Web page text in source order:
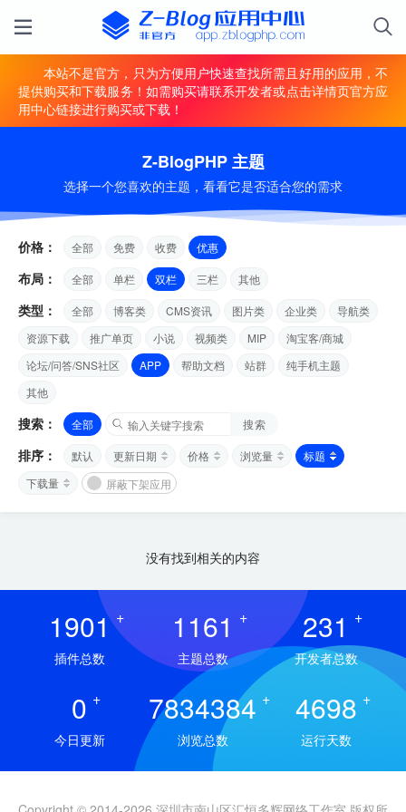
本站不是官方，只为方便用户快速查找所需且好用的应用，不
提供购买和下载服务！如需购买请联系开发者或点击详情页官方应
用中心链接进行购买或下载！
Z-BlogPHP 主题
选择一个您喜欢的主题，看看它是否适合您的需求
价格： 全部 免费 收费 优惠
布局： 全部 单栏 双栏 三栏 其他
类型： 全部 博客类 CMS资讯 图片类 企业类
导航类
资源下载
推广单页 小说 视频类 MIP
淘宝客/商城
论坛/问答/SNS社区
APP 帮助文档 站群
纯手机主题
其他
搜索： 全部 搜索
排序： 默认 更新日期 价格 浏览量
标题
下载量
屏蔽下架应用
没有找到相关的内容
1901 +
插件总数
1161 +
主题总数
231 +
开发者总数
0 +
今日更新
7834384 +
浏览总数
4698 +
运行天数